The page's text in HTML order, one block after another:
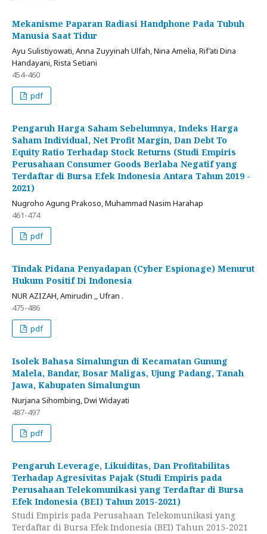
Mekanisme Paparan Radiasi Handphone Pada Tubuh
Manusia Saat Tidur
Ayu Sulistiyowati, Anna Zuyyinah Ulfah, Nina Amelia, Rif’ati Dina
Handayani, Rista Setiani
454-460
pdf
Pengaruh Harga Saham Sebelumnya, Indeks Harga
Saham Individual, Net Profit Margin, Dan Debt To
Equity Ratio Terhadap Stock Returns (Studi Empiris
Perusahaan Consumer Goods Berlaba Negatif yang
Terdaftar di Bursa Efek Indonesia Antara Tahun 2019 -
2021)
Nugroho Agung Prakoso, Muhammad Nasim Harahap
461-474
pdf
Tindak Pidana Penyadapan (Cyber Espionage) Menurut
Hukum Positif Di Indonesia
NUR AZIZAH, Amirudin ,, Ufran .
475-486
pdf
Isolek Bahasa Simalungun di Kecamatan Gunung
Malela, Bandar, Bosar Maligas, Ujung Padang, Tanah
Jawa, Kabupaten Simalungun
Nurjana Sihombing, Dwi Widayati
487-497
pdf
Pengaruh Leverage, Likuiditas, Dan Profitabilitas
Terhadap Agresivitas Pajak (Studi Empiris pada
Perusahaan Telekomunikasi yang Terdaftar di Bursa
Efek Indonesia (BEI) Tahun 2015-2021)
Studi Empiris pada Perusahaan Telekomunikasi yang
Terdaftar di Bursa Efek Indonesia (BEI) Tahun 2015-2021